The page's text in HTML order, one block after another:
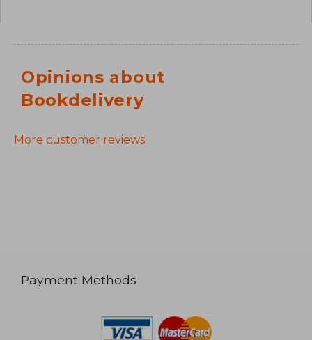
Opinions about
Bookdelivery
More customer reviews
Payment Methods